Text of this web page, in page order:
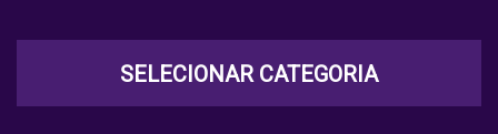
SELECIONAR CATEGORIA